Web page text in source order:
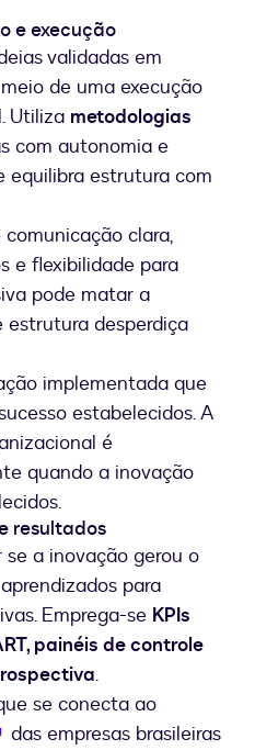
e execução
validadas em
de uma execução
Utiliza metodologias
com autonomia e
estrutura com
clara,
e flexibilidade para
pode matar a
estrutura desperdiça
implementada que
estabelecidos. A
é
quando a inovação
resultados
a inovação gerou o
para
Emprega-se KPIs
painéis de controle
.
se conecta ao
se abre en una nueva
das empresas brasileiras